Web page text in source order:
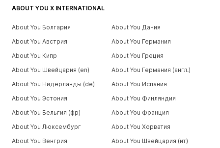
ABOUT YOU X INTERNATIONAL
About You Болгария
About You Дания
About You Австрия
About You Германия
About You Кипр
About You Греция
About You Швейцария (en)
About You Германия (англ.)
About You Нидерланды (de)
About You Испания
About You Эстония
About You Финляндия
About You Бельгия (фр)
About You Франция
About You Люксембург
About You Хорватия
About You Венгрия
About You Швейцария (ит)